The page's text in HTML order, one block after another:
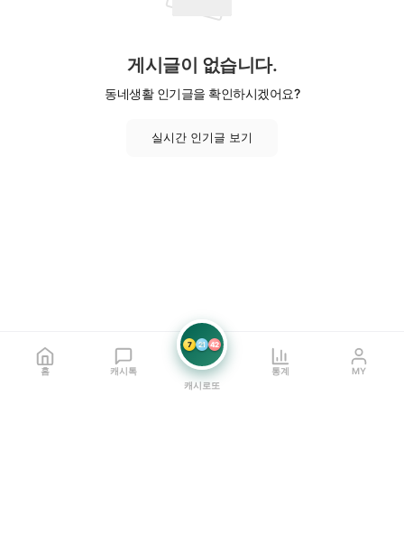
게시글이 없습니다.
동네생활 인기글을 확인하시겠어요?
실시간 인기글 보기
홈 캐시톡
7 21 42
캐시로또
통계 MY